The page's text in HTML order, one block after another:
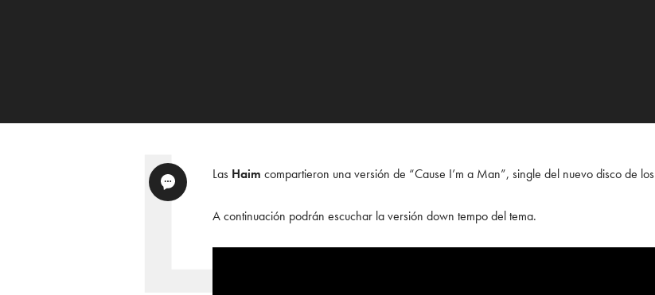
Las Haim compartieron una versión de “Cause I’m a Man”, single del nuevo disco de los
A continuación podrán escuchar la versión down tempo del tema.